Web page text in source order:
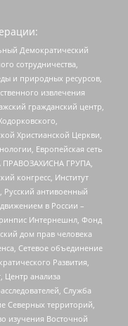
Демократический
сотрудничества,
и природных ресурсов,
извлечения
гражданский центр,
Христианской Церкви,
Европейская сеть
ПРАВОЗАХИСНА ГРУПА,
конгресс, Институт
антивоенный
в России –
Интернешнл, Фонд
дом прав человека
Сетевое объединение
Развития,
Центр анализа
Служба
Северных территорий,
изучения Восточной